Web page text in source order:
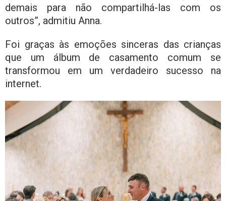
demais para não compartilhá-las com os
outros”, admitiu Anna.
Foi graças às emoções sinceras das crianças
que um álbum de casamento comum se
transformou em um verdadeiro sucesso na
internet.